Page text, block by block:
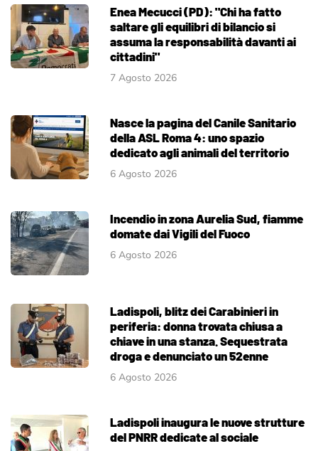
Enea Mecucci (PD): "Chi ha fatto
saltare gli equilibri di bilancio si
assuma la responsabilità davanti ai
cittadini"
7 Agosto 2026
Nasce la pagina del Canile Sanitario
della ASL Roma 4: uno spazio
dedicato agli animali del territorio
6 Agosto 2026
Incendio in zona Aurelia Sud, fiamme
domate dai Vigili del Fuoco
6 Agosto 2026
Ladispoli, blitz dei Carabinieri in
periferia: donna trovata chiusa a
chiave in una stanza. Sequestrata
droga e denunciato un 52enne
6 Agosto 2026
Ladispoli inaugura le nuove strutture
del PNRR dedicate al sociale